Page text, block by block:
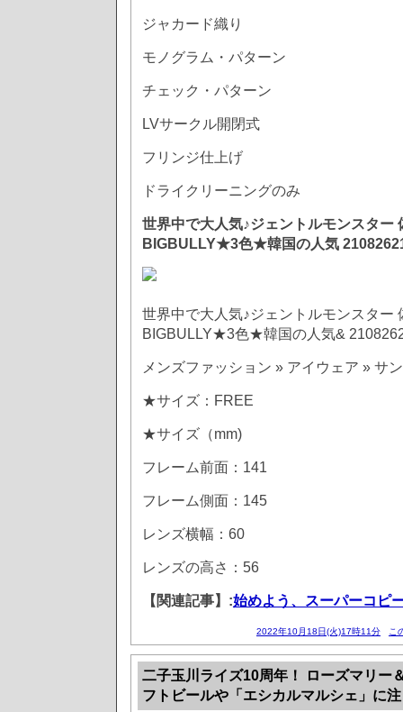
ジャカード織り
モノグラム・パターン
チェック・パターン
LVサークル開閉式
フリンジ仕上げ
ドライクリーニングのみ
世界中で大人気♪ジェントルモンスター
BIGBULLY★3色★韓国の人気
世界中で大人気♪ジェントルモンスター
BIGBULLY★3色★韓国の人気&
メンズファッション » アイウェア » サ
★サイズ：FREE
★サイズ（mm)
フレーム前面：141
フレーム側面：145
レンズ横幅：60
レンズの高さ：56
【関連記事】:始めよう、スーパーコピ
2022年10月18日(火)17時11分 こ
二子玉川ライズ10周年！ ローズマリー
フトビールや「エシカルマルシェ」に